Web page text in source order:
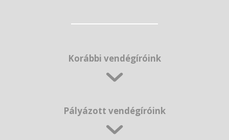
Korábbi vendégíróink
Pályázott vendégíróink